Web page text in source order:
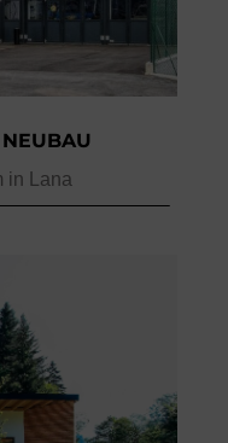
in Lana